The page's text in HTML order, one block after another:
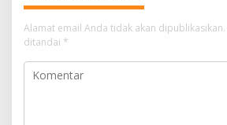
Alamat email Anda tidak akan dipublikasikan.
ditandai *